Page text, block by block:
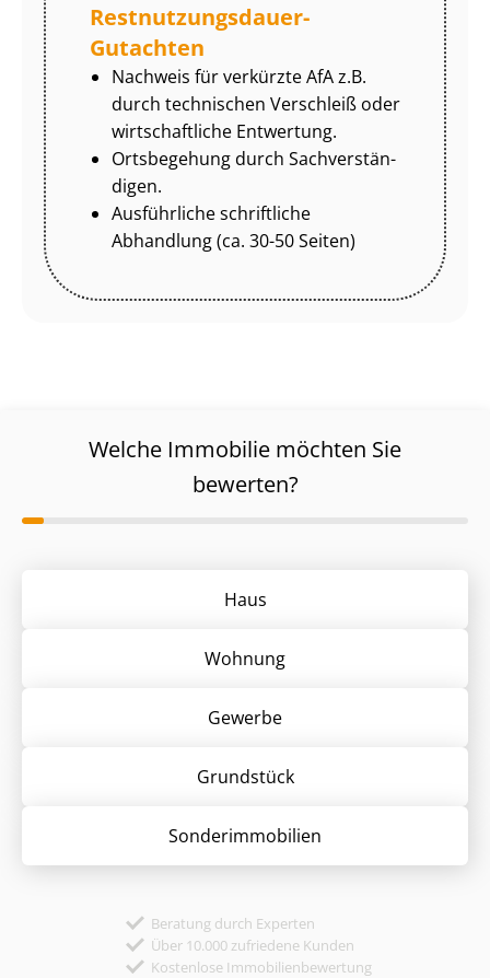
Rest­nut­zungs­dau­er-
Gutachten
Nachweis für verkürzte AfA z.B.
durch technischen Verschleiß oder
wirtschaftliche Entwertung.
Ortsbegehung durch Sach­ver­stän­
di­gen.
Ausführliche schriftliche
Abhandlung (ca. 30-50 Seiten)
Welche Immobilie möchten Sie
bewerten?
Haus
Wohnung
Gewerbe
Grund­stück
Sonder­immobilien
Beratung durch Experten
Über 10.000 zufriedene Kunden
Kostenlose Immobilienbewertung